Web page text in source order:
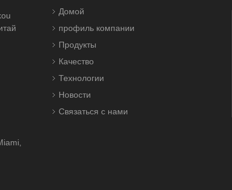
Домой
профиль компании
Продукты
Качество
Технологии
Новости
Связаться с нами